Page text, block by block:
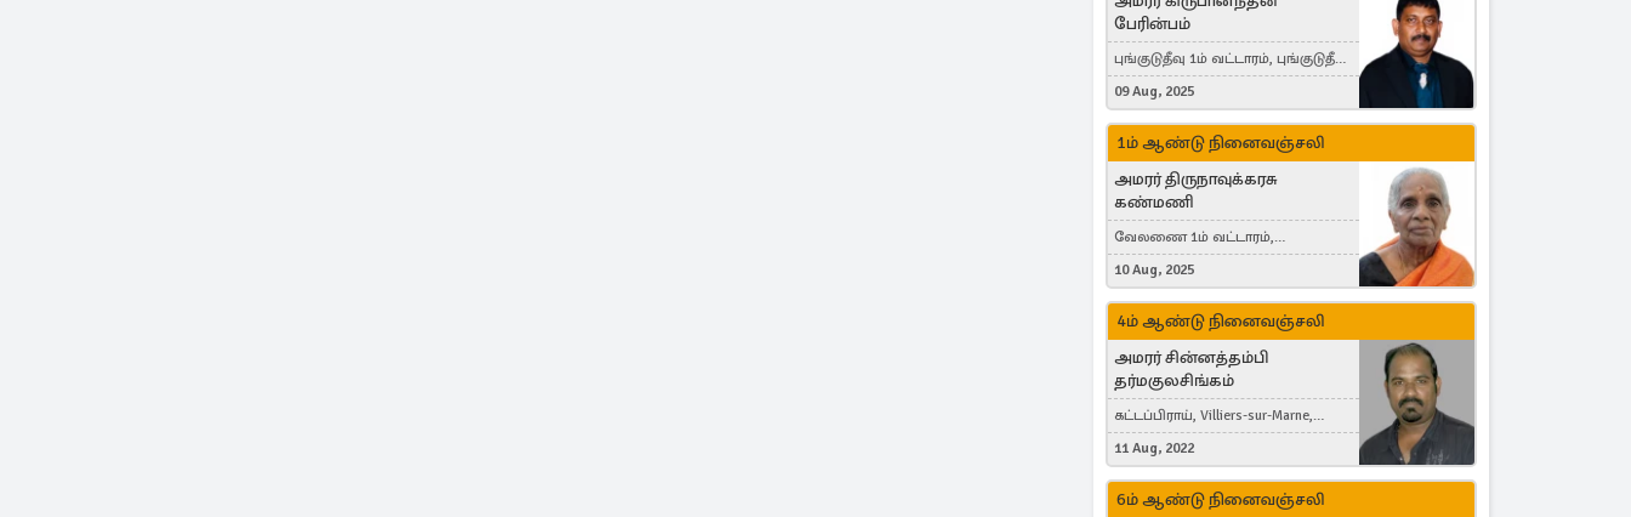
பேரின்பம்
புங்குடுதீவு 1ம் வட்டாரம், புங்குடுதீவு,
India, Lausanne, Switzerland
09 Aug, 2025
1ம் ஆண்டு நினைவஞ்சலி
அமரர் திருநாவுக்கரசு
கண்மணி
வேலணை 1ம் வட்டாரம்,
மண்கும்பான் மேற்கு, Liestal,
Switzerland
10 Aug, 2025
4ம் ஆண்டு நினைவஞ்சலி
அமரர் சின்னத்தம்பி
தர்மகுலசிங்கம்
கட்டப்பிராய், Villiers-sur-Marne,
France
11 Aug, 2022
6ம் ஆண்டு நினைவஞ்சலி